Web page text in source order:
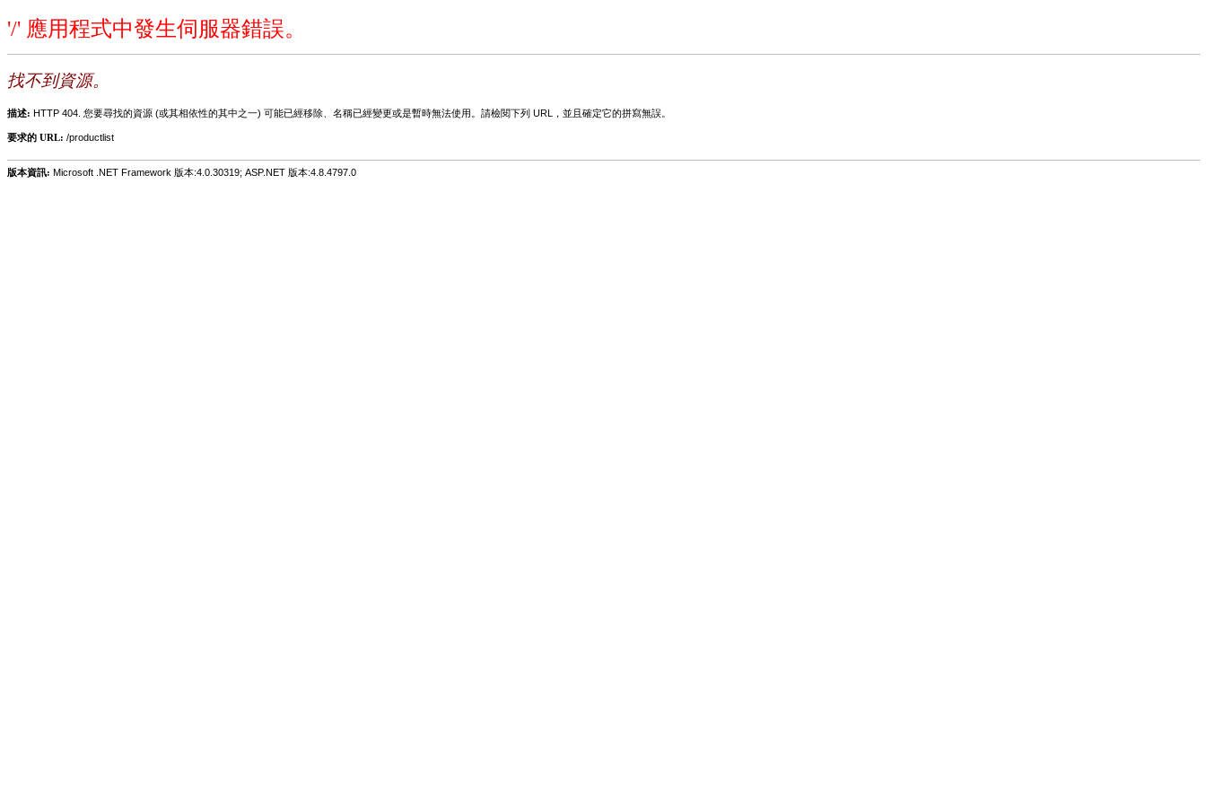
'/' 應用程式中發生伺服器錯誤。
找不到資源。
描述: HTTP 404. 您要尋找的資源 (或其相依性的其中之一) 可能已經移除、名稱已經變更或是暫時無法使用。請檢閱下列 URL，並且確定它的拼寫無誤。
要求的 URL: /productlist
版本資訊: Microsoft .NET Framework 版本:4.0.30319; ASP.NET 版本:4.8.4797.0